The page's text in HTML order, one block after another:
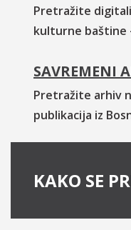
Pretražite
kulturne baštine
SAVREMENI
Pretražite arhiv
publikacija iz
KAKO SE